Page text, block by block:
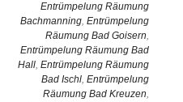
Entrümpelung Räumung
Bachmanning, Entrümpelung
Räumung Bad Goisern,
Entrümpelung Räumung Bad
Hall, Entrümpelung Räumung
Bad Ischl, Entrümpelung
Räumung Bad Kreuzen,